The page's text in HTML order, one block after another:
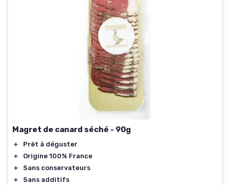
Magret de canard séché - 90g
＋
Prêt à déguster
＋
Origine 100% France
＋
Sans conservateurs
＋
Sans additifs